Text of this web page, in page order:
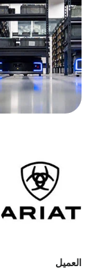
العميل